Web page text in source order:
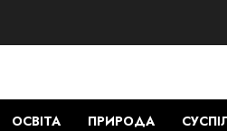
ОСВІТА ПРИРОДА